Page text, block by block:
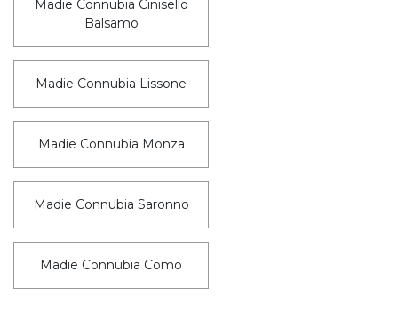
Madie Connubia Cinisello
Balsamo
Madie Connubia Lissone
Madie Connubia Monza
Madie Connubia Saronno
Madie Connubia Como